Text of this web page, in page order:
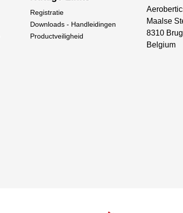
Registratie
Downloads - Handleidingen
Productveiligheid
Maalse
8310
Belgium